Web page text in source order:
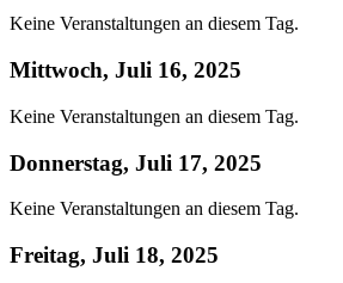
Keine Veranstaltungen an diesem Tag.
Mittwoch, Juli 16, 2025
Keine Veranstaltungen an diesem Tag.
Donnerstag, Juli 17, 2025
Keine Veranstaltungen an diesem Tag.
Freitag, Juli 18, 2025